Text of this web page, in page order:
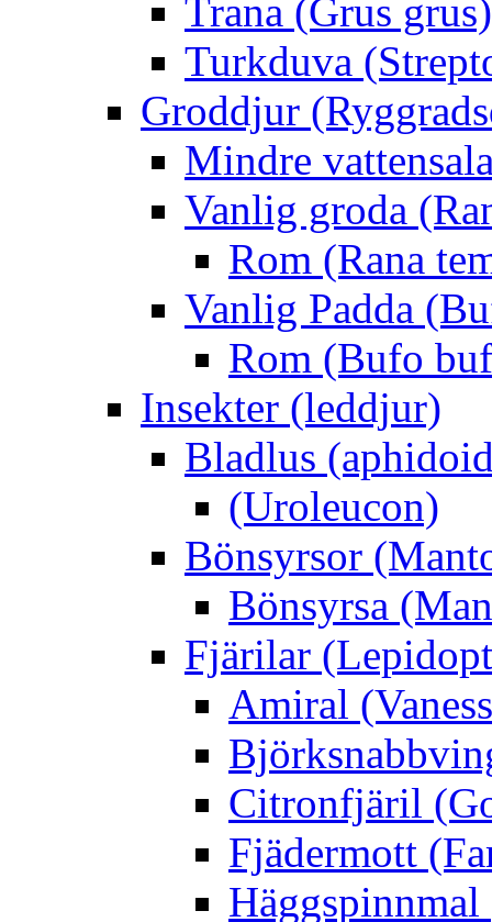
Trana (Grus grus)
Turkduva
Groddjur
Mindre
Vanlig groda
Rom (Rana
Vanlig Padda
Rom (Bufo
Insekter (leddjur)
Bladlus
(Uroleucon)
Bönsyrsor
Bönsyrsa
Fjärilar
Amiral
Citronfjäril
Fjädermott